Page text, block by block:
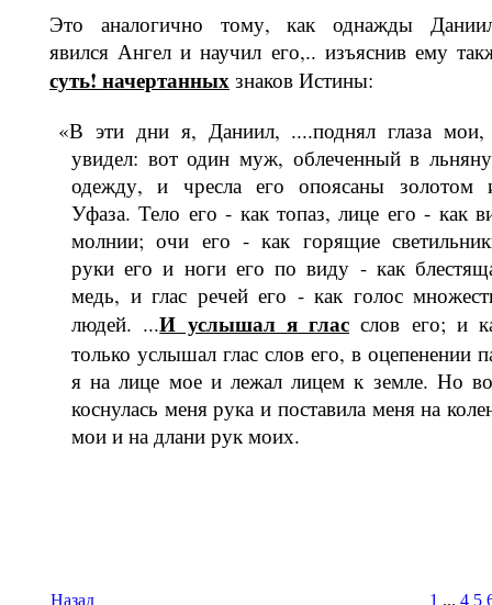
Это аналогично тому, как однажды
явился Ангел и научил его,.. изъяснив ему
суть! начертан­ных знаков Истины:
«В эти дни я, Даниил, ....поднял глаза
увидел: вот один муж, обле­ченный в
одежду, и чресла его опоясаны золотом
Уфаза. Тело его - как топаз, лице его - как
мол­нии; очи его - как горящие
руки его и ноги его по виду - как
медь, и глас речей его - как голос
людей. ...И услы­шал я глас слов его; и
только услышал глас слов его, в оцепенении
я на лице мое и лежал лицем к земле. Но
коснулась меня рука и поставила меня на
мои и на длани рук моих.
Назад 1 ... 4 5